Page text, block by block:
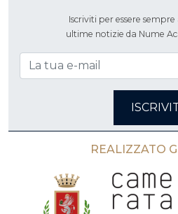
Iscriviti per essere
ultime notizie da Nume
REALIZZATO